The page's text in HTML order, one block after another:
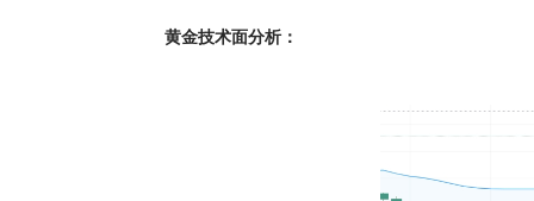
黄金技术面分析：